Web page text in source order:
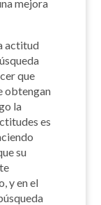
mejora
actitud
que
obtengan
la
es
su
y en el